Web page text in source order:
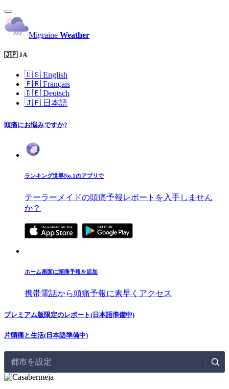
Migraine Weather
🇯🇵 JA
🇺🇸 English
🇫🇷 Français
🇩🇪 Deutsch
🇯🇵 日本語
頭痛にお悩みですか?
ランキング世界No.1のアプリで
テーラーメイドの頭痛予報レポートを入手しません
か？
ホーム画面に頭痛予報を追加
携帯電話から頭痛予報に素早くアクセス
プレミアム版限定のレポート(日本語準備中)
片頭痛と生活(日本語準備中)
都市を設定